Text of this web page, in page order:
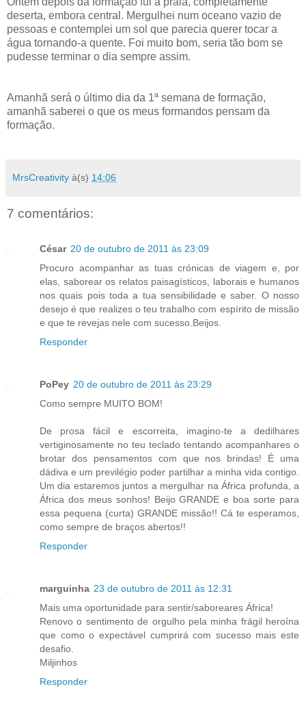
deserta, embora central. Mergulhei num oceano vazio de
pessoas e contemplei um sol que parecia querer tocar a
água tornando-a quente. Foi muito bom, seria tão bom se
pudesse terminar o dia sempre assim.
Amanhã será o último dia da 1ª semana de formação,
amanhã saberei o que os meus formandos pensam da
formação.
MrsCreativity à(s) 14:06
7 comentários:
César 20 de outubro de 2011 às 23:09
Procuro acompanhar as tuas crónicas de viagem e, por
elas, saborear os relatos paisagísticos, laborais e humanos
nos quais pois toda a tua sensibilidade e saber. O nosso
desejo é que realizes o teu trabalho com espírito de missão
e que te revejas nele com sucesso.Beijos.
Responder
PoPey 20 de outubro de 2011 às 23:29
Como sempre MUITO BOM!
De prosa fácil e escorreita, imagino-te a dedilhares
vertiginosamente no teu teclado tentando acompanhares o
brotar dos pensamentos com que nos brindas! É uma
dádiva e um previlégio poder partilhar a minha vida contigo.
Um dia estaremos juntos a mergulhar na África profunda, a
África dos meus sonhos! Beijo GRANDE e boa sorte para
essa pequena (curta) GRANDE missão!! Cá te esperamos,
como sempre de braços abertos!!
Responder
marguinha 23 de outubro de 2011 às 12:31
Mais uma oportunidade para sentir/saboreares África!
Renovo o sentimento de orgulho pela minha frágil heroína
que como o expectável cumprirá com sucesso mais este
desafio.
Miljinhos
Responder